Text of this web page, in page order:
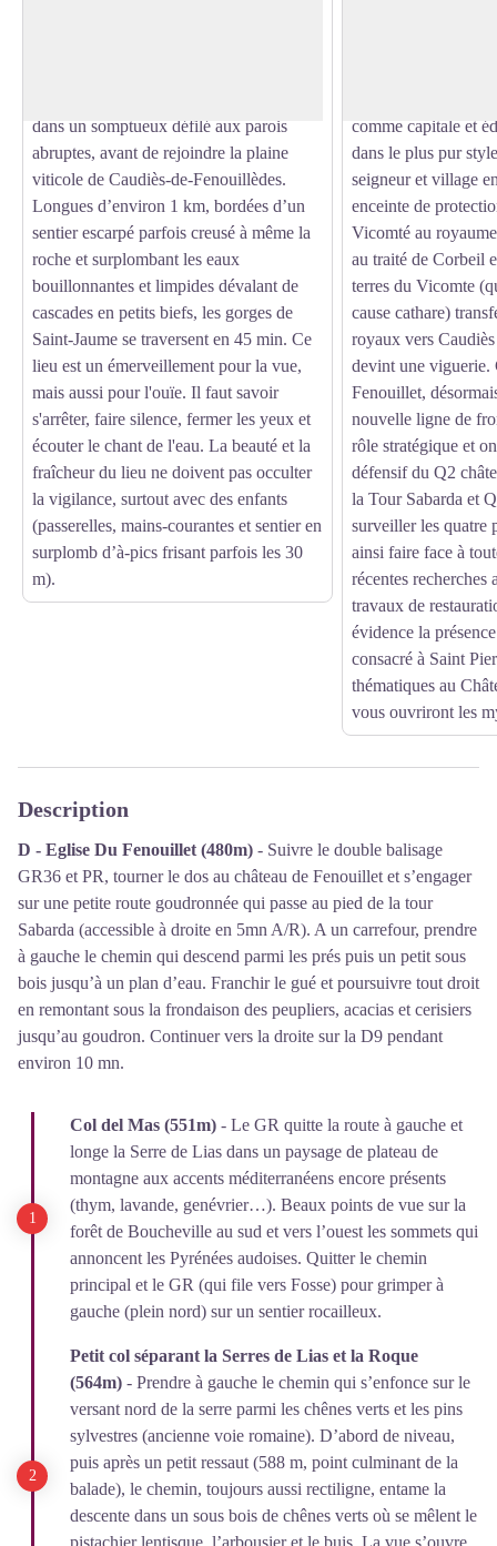
dans un somptueux défilé aux parois
abruptes, avant de rejoindre la plaine
viticole de Caudiès-de-Fenouillèdes.
Longues d’environ 1 km, bordées d’un
sentier escarpé parfois creusé à même la
roche et surplombant les eaux
bouillonnantes et limpides dévalant de
cascades en petits biefs, les gorges de
Saint-Jaume se traversent en 45 min. Ce
lieu est un émerveillement pour la vue,
mais aussi pour l'ouïe. Il faut savoir
s'arrêter, faire silence, fermer les yeux et
écouter le chant de l'eau. La beauté et la
fraîcheur du lieu ne doivent pas occulter
la vigilance, surtout avec des enfants
(passerelles, mains-courantes et sentier en
surplomb d’à-pics frisant parfois les 30
m).
comme capitale et
dans le plus pur
seigneur et village
enceinte de
Vicomté au
au traité de Corbeil
terres du Vicomte
cause cathare)
royaux vers
devint une viguerie.
Fenouillet,
nouvelle ligne de
rôle stratégique et
défensif du Q2
la Tour Sabarda et
surveiller les quatre
ainsi faire face à
récentes recherches
travaux de
évidence la
consacré à Saint
thématiques au
vous ouvriront les
Description
D - Eglise Du Fenouillet (480m) - Suivre le double balisage
GR36 et PR, tourner le dos au château de Fenouillet et s’engager
sur une petite route goudronnée qui passe au pied de la tour
Sabarda (accessible à droite en 5mn A/R). A un carrefour, prendre
à gauche le chemin qui descend parmi les prés puis un petit sous
bois jusqu’à un plan d’eau. Franchir le gué et poursuivre tout droit
en remontant sous la frondaison des peupliers, acacias et cerisiers
jusqu’au goudron. Continuer vers la droite sur la D9 pendant
environ 10 mn.
Col del Mas (551m) - Le GR quitte la route à gauche et
longe la Serre de Lias dans un paysage de plateau de
montagne aux accents méditerranéens encore présents
(thym, lavande, genévrier…). Beaux points de vue sur la
forêt de Boucheville au sud et vers l’ouest les sommets qui
annoncent les Pyrénées audoises. Quitter le chemin
principal et le GR (qui file vers Fosse) pour grimper à
gauche (plein nord) sur un sentier rocailleux.
Petit col séparant la Serres de Lias et la Roque
(564m) - Prendre à gauche le chemin qui s’enfonce sur le
versant nord de la serre parmi les chênes verts et les pins
sylvestres (ancienne voie romaine). D’abord de niveau,
puis après un petit ressaut (588 m, point culminant de la
balade), le chemin, toujours aussi rectiligne, entame la
descente dans un sous bois de chênes verts où se mêlent le
pistachier lentisque, l’arbousier et le buis. La vue s’ouvre